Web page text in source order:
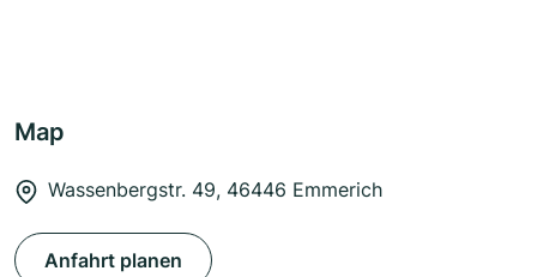
Map
Wassenbergstr. 49, 46446 Emmerich
Anfahrt planen